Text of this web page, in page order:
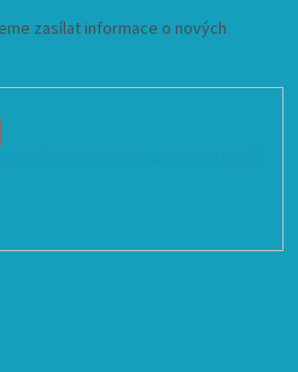
zasílat informace o nových